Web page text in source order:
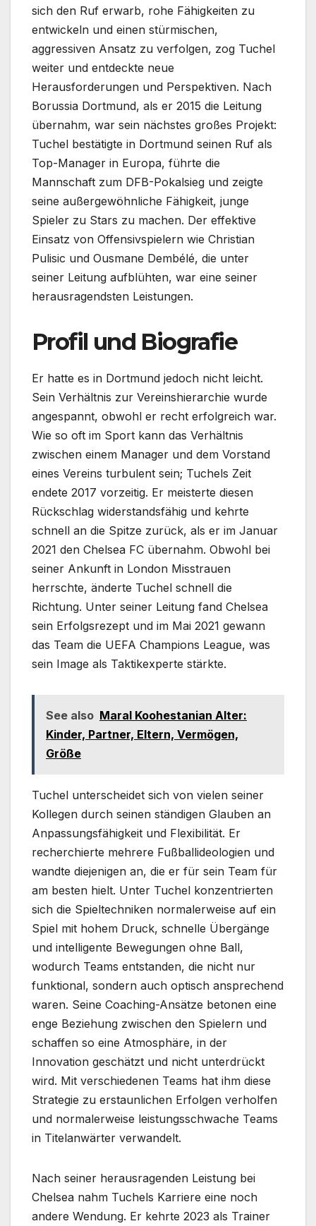
sich den Ruf erwarb, rohe Fähigkeiten zu
entwickeln und einen stürmischen,
aggressiven Ansatz zu verfolgen, zog Tuchel
weiter und entdeckte neue
Herausforderungen und Perspektiven. Nach
Borussia Dortmund, als er 2015 die Leitung
übernahm, war sein nächstes großes Projekt:
Tuchel bestätigte in Dortmund seinen Ruf als
Top-Manager in Europa, führte die
Mannschaft zum DFB-Pokalsieg und zeigte
seine außergewöhnliche Fähigkeit, junge
Spieler zu Stars zu machen. Der effektive
Einsatz von Offensivspielern wie Christian
Pulisic und Ousmane Dembélé, die unter
seiner Leitung aufblühten, war eine seiner
herausragendsten Leistungen.
Profil und Biografie
Er hatte es in Dortmund jedoch nicht leicht.
Sein Verhältnis zur Vereinshierarchie wurde
angespannt, obwohl er recht erfolgreich war.
Wie so oft im Sport kann das Verhältnis
zwischen einem Manager und dem Vorstand
eines Vereins turbulent sein; Tuchels Zeit
endete 2017 vorzeitig. Er meisterte diesen
Rückschlag widerstandsfähig und kehrte
schnell an die Spitze zurück, als er im Januar
2021 den Chelsea FC übernahm. Obwohl bei
seiner Ankunft in London Misstrauen
herrschte, änderte Tuchel schnell die
Richtung. Unter seiner Leitung fand Chelsea
sein Erfolgsrezept und im Mai 2021 gewann
das Team die UEFA Champions League, was
sein Image als Taktikexperte stärkte.
See also Maral Koohestanian Alter:
Kinder, Partner, Eltern, Vermögen,
Größe
Tuchel unterscheidet sich von vielen seiner
Kollegen durch seinen ständigen Glauben an
Anpassungsfähigkeit und Flexibilität. Er
recherchierte mehrere Fußballideologien und
wandte diejenigen an, die er für sein Team für
am besten hielt. Unter Tuchel konzentrierten
sich die Spieltechniken normalerweise auf ein
Spiel mit hohem Druck, schnelle Übergänge
und intelligente Bewegungen ohne Ball,
wodurch Teams entstanden, die nicht nur
funktional, sondern auch optisch ansprechend
waren. Seine Coaching-Ansätze betonen eine
enge Beziehung zwischen den Spielern und
schaffen so eine Atmosphäre, in der
Innovation geschätzt und nicht unterdrückt
wird. Mit verschiedenen Teams hat ihm diese
Strategie zu erstaunlichen Erfolgen verholfen
und normalerweise leistungsschwache Teams
in Titelanwärter verwandelt.
Nach seiner herausragenden Leistung bei
Chelsea nahm Tuchels Karriere eine noch
andere Wendung. Er kehrte 2023 als Trainer